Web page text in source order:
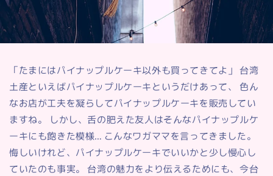
「たまにはパイナップルケーキ以外も買ってきてよ」 台湾
土産といえばパイナップルケーキというだけあって、 色ん
なお店が工夫を凝らしてパイナップルケーキを販売してい
ますね。 しかし、舌の肥えた友人はそんなパイナップルケ
ーキにも飽きた模様… こんなワガママを言ってきました。
悔しいけれど、パイナップルケーキでいいかと少し慢心し
ていたのも事実。 台湾の魅力をより伝えるためにも、今台